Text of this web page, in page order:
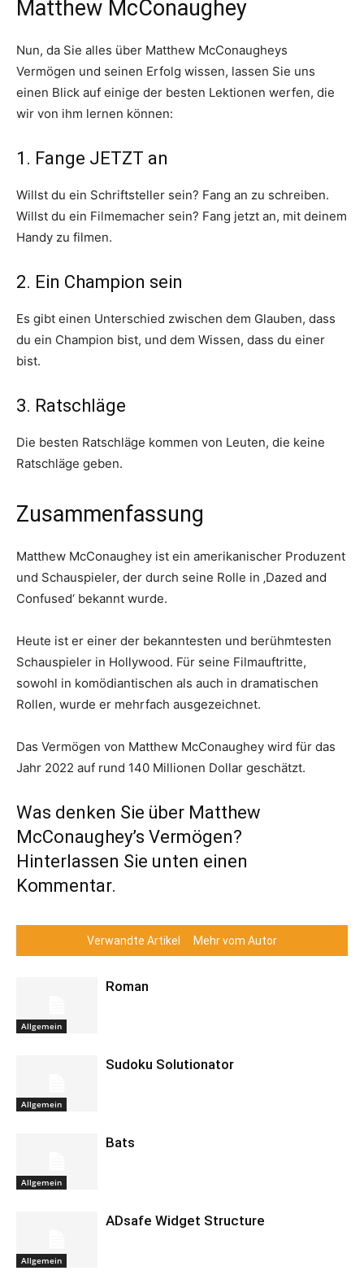
Matthew McConaughey
Nun, da Sie alles über Matthew McConaugheys
Vermögen und seinen Erfolg wissen, lassen Sie uns
einen Blick auf einige der besten Lektionen werfen, die
wir von ihm lernen können:
1. Fange JETZT an
Willst du ein Schriftsteller sein? Fang an zu schreiben.
Willst du ein Filmemacher sein? Fang jetzt an, mit deinem
Handy zu filmen.
2. Ein Champion sein
Es gibt einen Unterschied zwischen dem Glauben, dass
du ein Champion bist, und dem Wissen, dass du einer
bist.
3. Ratschläge
Die besten Ratschläge kommen von Leuten, die keine
Ratschläge geben.
Zusammenfassung
Matthew McConaughey ist ein amerikanischer Produzent
und Schauspieler, der durch seine Rolle in ‚Dazed and
Confused‘ bekannt wurde.
Heute ist er einer der bekanntesten und berühmtesten
Schauspieler in Hollywood. Für seine Filmauftritte,
sowohl in komödiantischen als auch in dramatischen
Rollen, wurde er mehrfach ausgezeichnet.
Das Vermögen von Matthew McConaughey wird für das
Jahr 2022 auf rund 140 Millionen Dollar geschätzt.
Was denken Sie über Matthew
McConaughey’s Vermögen?
Hinterlassen Sie unten einen
Kommentar.
Verwandte Artikel Mehr vom Autor
Allgemein
Roman
Allgemein
Sudoku Solutionator
Allgemein
Bats
Allgemein
ADsafe Widget Structure